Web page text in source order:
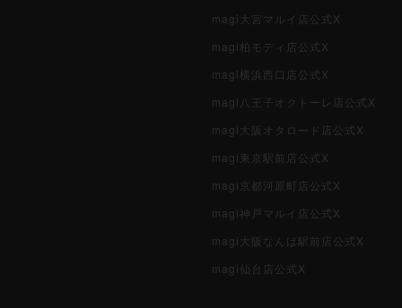
magi大宮マルイ店公式X
magi柏モディ店公式X
magi横浜西口店公式X
magi八王子オクトーレ店公式X
magi大阪オタロード店公式X
magi東京駅前店公式X
magi京都河原町店公式X
magi神戸マルイ店公式X
magi大阪なんば駅前店公式X
magi仙台店公式X